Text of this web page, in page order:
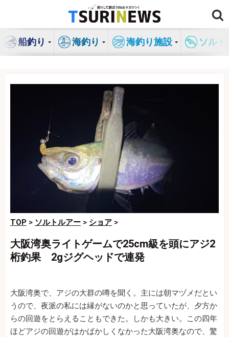
ン
船釣り 海釣り 海釣り施設 ソル
TOP > ソルトルアー > ショア >
大阪湾奥ライトゲームで25cm級を頭にアジ2
桁釣果 2gジグヘッドで連発
大阪湾奥で、アジの大群の噂を聞く。主には朝マヅメだとい
うので、夜派の私には縁がないのかと思っていたが、夕方か
らの回遊をとらえることもできた。しかも大きい。この四年
ほどアジの回遊がはかばかしくなかった大阪湾奥なので、驚